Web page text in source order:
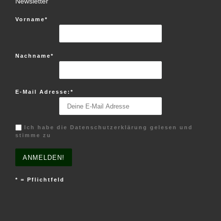
Vorname*
Nachname*
E-Mail Adresse:*
Ich habe die Datenschutzerklärung gelesen und
stimme zu
* = Pflichtfeld